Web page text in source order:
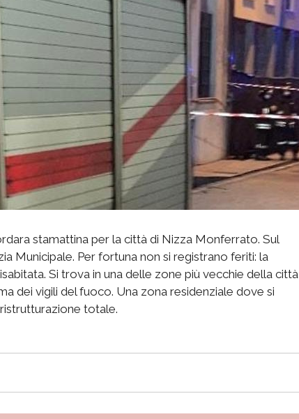
stamattina per la città di Nizza Monferrato. Sul
Municipale. Per fortuna non si registrano feriti: la
Si trova in una delle zone più vecchie della città,
dei vigili del fuoco. Una zona residenziale dove si
totale.